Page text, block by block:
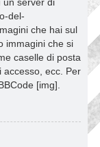
del-
che hai sul
immagini che si
caselle di posta
accesso, ecc. Per
[img].